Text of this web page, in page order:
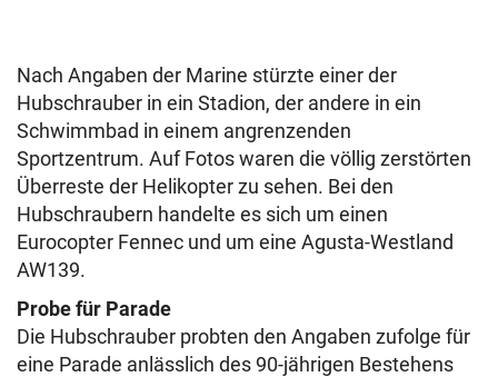
Nach Angaben der Marine stürzte einer der
Hubschrauber in ein Stadion, der andere in ein
Schwimmbad in einem angrenzenden
Sportzentrum. Auf Fotos waren die völlig zerstörten
Überreste der Helikopter zu sehen. Bei den
Hubschraubern handelte es sich um einen
Eurocopter Fennec und um eine Agusta-Westland
AW139.
Probe für Parade
Die Hubschrauber probten den Angaben zufolge für
eine Parade anlässlich des 90-jährigen Bestehens